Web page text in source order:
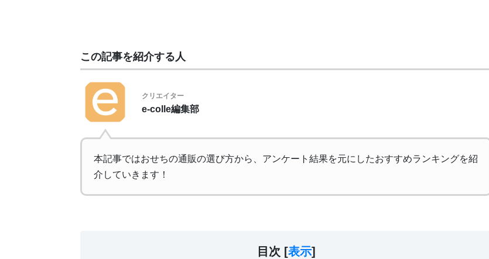
この記事を紹介する人
クリエイター
e-colle編集部
本記事ではおせちの通販の選び方から、アンケート結果を元にしたおすすめランキングを紹
介していきます！
目次 [表示]